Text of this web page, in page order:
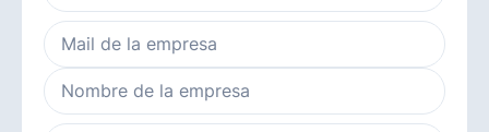
Mail de la empresa
Nombre de la empresa
EOR & Payroll